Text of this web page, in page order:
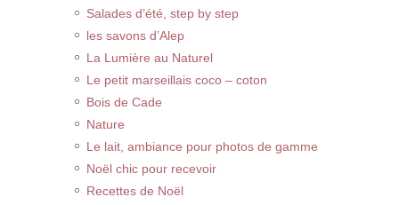
Salades d’été, step by step
les savons d’Alep
La Lumière au Naturel
Le petit marseillais coco – coton
Bois de Cade
Nature
Le lait, ambiance pour photos de gamme
Noël chic pour recevoir
Recettes de Noël